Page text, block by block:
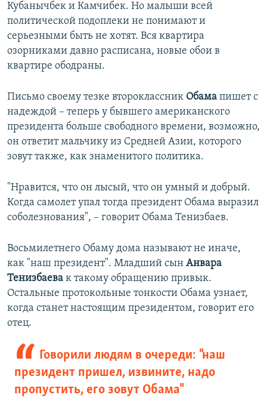
Кубанычбек и Камчибек. Но малыши всей
политической подоплеки не понимают и
серьезными быть не хотят. Вся квартира
озорниками давно расписана, новые обои в
квартире ободраны.
Письмо своему тезке второклассник Обама пишет с
надеждой – теперь у бывшего американского
президента больше свободного времени, возможно,
он ответит мальчику из Средней Азии, которого
зовут также, как знаменитого политика.
"Нравится, что он лысый, что он умный и добрый.
Когда самолет упал тогда президент Обама выразил
соболезнования", – говорит Обама Тенизбаев.
Восьмилетнего Обаму дома называют не иначе,
как "наш президент". Младший сын Анвара
Тенизбаева к такому обращению привык.
Остальные протокольные тонкости Обама узнает,
когда станет настоящим президентом, говорит его
отец.
Говорили людям в очереди: "наш
президент пришел, извините, надо
пропустить, его зовут Обама"